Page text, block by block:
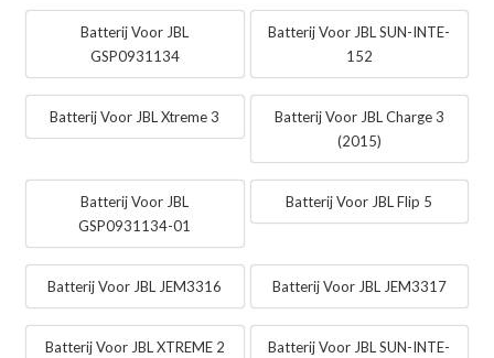
Batterij Voor JBL
GSP0931134
Batterij Voor JBL SUN-INTE-
152
Batterij Voor JBL Xtreme 3
Batterij Voor JBL Charge 3
(2015)
Batterij Voor JBL
GSP0931134-01
Batterij Voor JBL Flip 5
Batterij Voor JBL JEM3316 Batterij Voor JBL JEM3317
Batterij Voor JBL XTREME 2
Batterij Voor JBL SUN-INTE-